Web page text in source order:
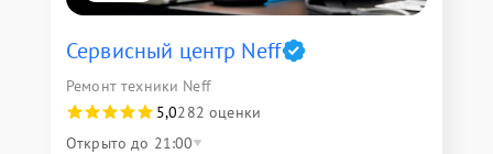
Сервисный центр Neff
Ремонт техники Neff
5,0282 оценки
Открыто до 21:00